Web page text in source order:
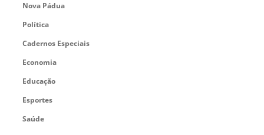
Nova Pádua
Política
Cadernos Especiais
Economia
Educação
Esportes
Saúde